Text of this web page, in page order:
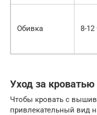
Обивка 8-12
Уход за
Чтобы кровать с
привлекательный вид